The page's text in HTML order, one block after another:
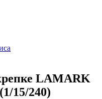
LAMARK
15/240)